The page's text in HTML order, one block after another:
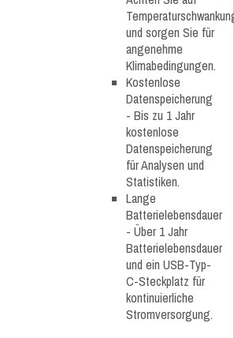
und sorgen Sie für
angenehme
Klimabedingungen.
Kostenlose
Datenspeicherung
- Bis zu 1 Jahr
kostenlose
Datenspeicherung
für Analysen und
Statistiken.
Lange
Batterielebensdauer
- Über 1 Jahr
Batterielebensdauer
und ein USB-Typ-
C-Steckplatz für
kontinuierliche
Stromversorgung.